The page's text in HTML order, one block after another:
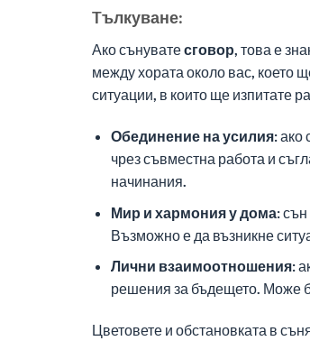
Tълкуване:
Ако сънуватесговор, това е
между хората около вас, което
ситуации, в които ще изпитате
Обединение на усилия:ако
чрез съвместна работа и
начинания.
Мир и хармония у дома:сън
Възможно е да възникне
Лични взаимоотношения:
решения за бъдещето. Може
Цветовете и обстановката в